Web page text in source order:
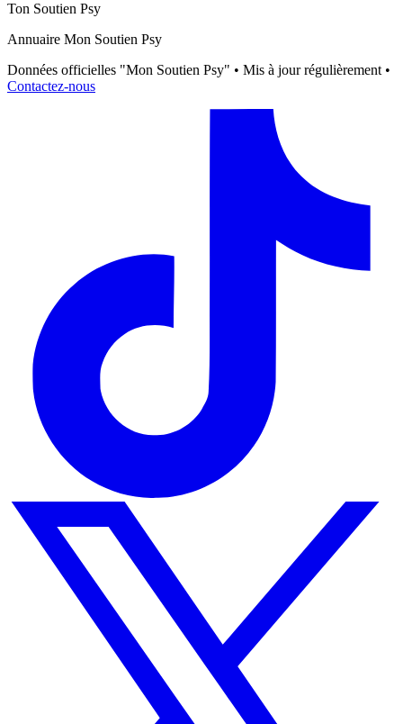
Ton Soutien Psy
Annuaire Mon Soutien Psy
Données officielles "Mon Soutien Psy" • Mis à jour régulièrement •
Contactez-nous